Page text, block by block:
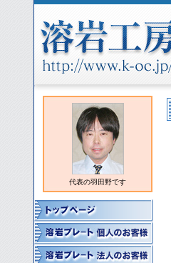
代表の羽田野です